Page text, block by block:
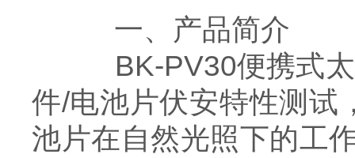
一、产品简介
BK-PV30便携式太
件/电池片伏安特性测试
池片在自然光照下的工